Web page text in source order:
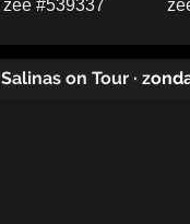
Salinas on Tour ·